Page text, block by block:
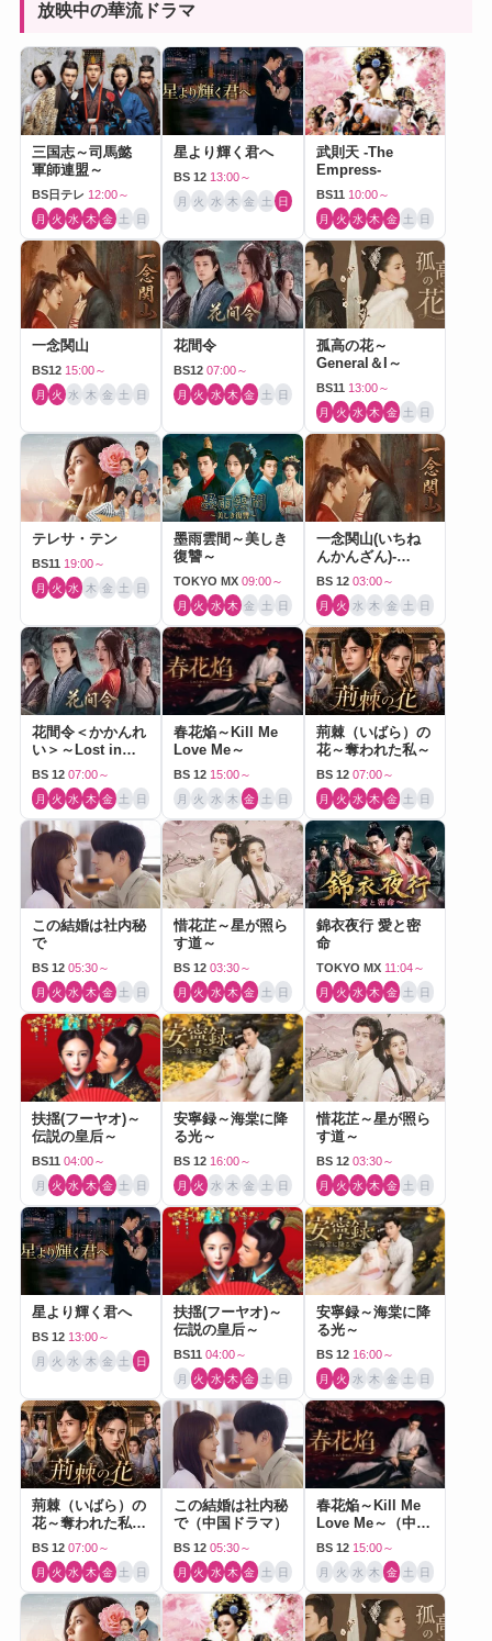
放映中の華流ドラマ
三国志～司馬懿
軍師連盟～
BS日テレ 12:00～
月 火 水 木 金 土 日
星より輝く君へ
BS 12 13:00～
月 火 水 木 金 土 日
武則天 -The
Empress-
BS11 10:00～
月 火 水 木 金 土 日
一念関山
BS12 15:00～
月 火 水 木 金 土 日
花間令
BS12 07:00～
月 火 水 木 金 土 日
孤高の花～
General＆I～
BS11 13:00～
月 火 水 木 金 土 日
テレサ・テン
BS11 19:00～
月 火 水 木 金 土 日
墨雨雲間～美しき
復讐～
TOKYO MX 09:00～
月 火 水 木 金 土 日
一念関山(いちね
んかんざん)-
Journey to Love-
BS 12 03:00～
月 火 水 木 金 土 日
花間令＜かかんれ
い＞～Lost in
Love～
BS 12 07:00～
月 火 水 木 金 土 日
春花焔～Kill Me
Love Me～
BS 12 15:00～
月 火 水 木 金 土 日
荊棘（いばら）の
花～奪われた私～
BS 12 07:00～
月 火 水 木 金 土 日
この結婚は社内秘
で
BS 12 05:30～
月 火 水 木 金 土 日
惜花芷～星が照ら
す道～
BS 12 03:30～
月 火 水 木 金 土 日
錦衣夜行 愛と密
命
TOKYO MX 11:04～
月 火 水 木 金 土 日
扶揺(フーヤオ)～
伝説の皇后～
BS11 04:00～
月 火 水 木 金 土 日
安寧録～海棠に降
る光～
BS 12 16:00～
月 火 水 木 金 土 日
惜花芷～星が照ら
す道～
BS 12 03:30～
月 火 水 木 金 土 日
星より輝く君へ
BS 12 13:00～
月 火 水 木 金 土 日
扶揺(フーヤオ)～
伝説の皇后～
BS11 04:00～
月 火 水 木 金 土 日
安寧録～海棠に降
る光～
BS 12 16:00～
月 火 水 木 金 土 日
荊棘（いばら）の
花～奪われた私～
（中国ドラマ）
BS 12 07:00～
月 火 水 木 金 土 日
この結婚は社内秘
で（中国ドラマ）
BS 12 05:30～
月 火 水 木 金 土 日
春花焔～Kill Me
Love Me～（中国
ドラマ）
BS 12 15:00～
月 火 水 木 金 土 日